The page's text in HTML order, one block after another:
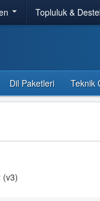
Topluluk &
Dil Paketleri Teknik
(v3)